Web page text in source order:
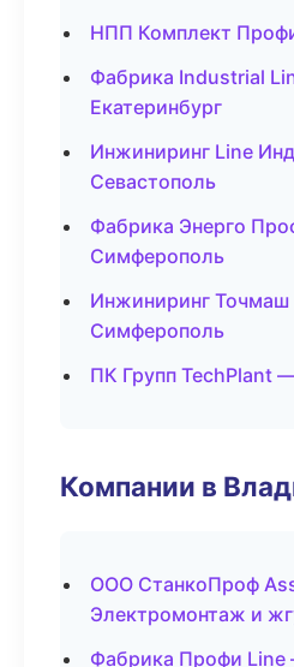
НПП Комплект
Фабрика Industrial
Екатеринбург
Инжиниринг Line
Севастополь
Фабрика Энерго
Симферополь
Инжиниринг
Симферополь
ПК Групп TechPlant
Компании в
ООО СтанкоПроф
Электромонтаж и
Фабрика Профи